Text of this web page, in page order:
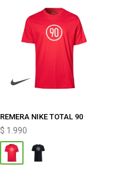
REMERA NIKE TOTAL 90
$ 1.990